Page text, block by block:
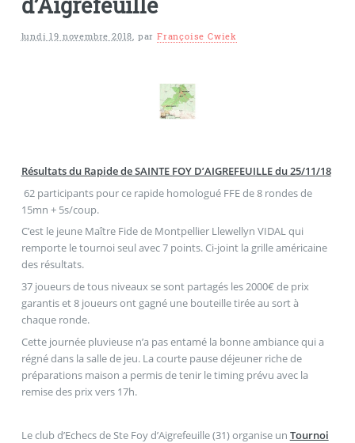
lundi 19 novembre 2018, parFrançoise Cwiek
Résultats du Rapide de SAINTE FOY D’AIGREFEUILLE du 25/11/18
62 participants pour ce rapide homologué FFE de 8 rondes de
15mn + 5s/coup.
C’est le jeune Maître Fide de Montpellier Llewellyn VIDAL qui
remporte le tournoi seul avec 7 points. Ci-joint la grille américaine
des résultats.
37 joueurs de tous niveaux se sont partagés les 2000€ de prix
garantis et 8 joueurs ont gagné une bouteille tirée au sort à
chaque ronde.
Cette journée pluvieuse n’a pas entamé la bonne ambiance qui a
régné dans la salle de jeu. La courte pause déjeuner riche de
préparations maison a permis de tenir le timing prévu avec la
remise des prix vers 17h.
Le club d’Echecs de Ste Foy d’Aigrefeuille (31) organise un Tournoi